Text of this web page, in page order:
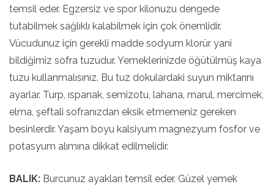
temsil eder. Egzersiz ve spor kilonuzu dengede
tutabilmek sağlıklı kalabilmek için çok önemlidir.
Vücudunuz için gerekli madde sodyum klorür yani
bildiğimiz sofra tuzudur. Yemeklerinizde öğütülmüş kaya
tuzu kullanmalısınız. Bu tuz dokulardaki suyun miktarını
ayarlar. Turp, ıspanak, semizotu, lahana, marul, mercimek,
elma, şeftali sofranızdan eksik etmemeniz gereken
besinlerdir. Yaşam boyu kalsiyum magnezyum fosfor ve
potasyum alımına dikkat edilmelidir.
BALIK: Burcunuz ayakları temsil eder. Güzel yemek